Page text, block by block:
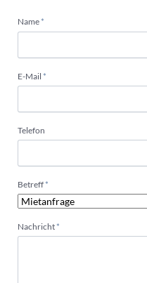
Pflichtfeld
Name *
Pflichtfeld
E-Mail *
Telefon
Pflichtfeld
Betreff *
Pflichtfeld
Nachricht *